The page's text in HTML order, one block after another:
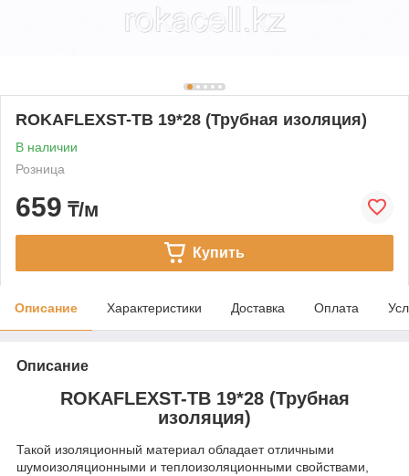
ROKAFLEXST-TB 19*28 (Трубная изоляция)
В наличии
Розница
659 ₸/м
Купить
Описание Характеристики Доставка Оплата
Описание
ROKAFLEXST-TB 19*28 (Трубная
изоляция)
Такой изоляционный материал обладает отличными
шумоизоляционными и теплоизоляционными свойствами,